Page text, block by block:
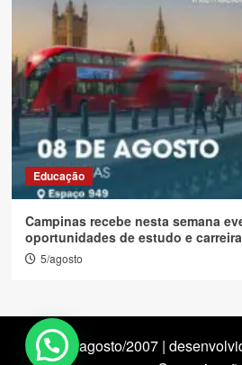
Educação
Campinas recebe nesta semana
oportunidades de estudo e
5/agosto
desde agosto/2007 |